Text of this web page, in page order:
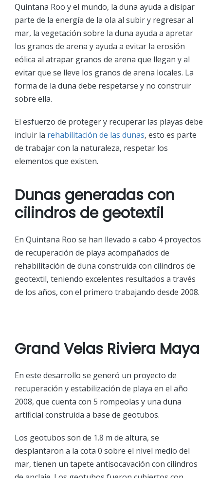
Quintana Roo y el mundo, la duna ayuda a disipar
parte de la energía de la ola al subir y regresar al
mar, la vegetación sobre la duna ayuda a apretar
los granos de arena y ayuda a evitar la erosión
eólica al atrapar granos de arena que llegan y al
evitar que se lleve los granos de arena locales. La
forma de la duna debe respetarse y no construir
sobre ella.
El esfuerzo de proteger y recuperar las playas debe
incluir la rehabilitación de las dunas, esto es parte
de trabajar con la naturaleza, respetar los
elementos que existen.
Dunas generadas con
cilindros de geotextil
En Quintana Roo se han llevado a cabo 4 proyectos
de recuperación de playa acompañados de
rehabilitación de duna construida con cilindros de
geotextil, teniendo excelentes resultados a través
de los años, con el primero trabajando desde 2008.
Grand Velas Riviera Maya
En este desarrollo se generó un proyecto de
recuperación y estabilización de playa en el año
2008, que cuenta con 5 rompeolas y una duna
artificial construida a base de geotubos.
Los geotubos son de 1.8 m de altura, se
desplantaron a la cota 0 sobre el nivel medio del
mar, tienen un tapete antisocavación con cilindros